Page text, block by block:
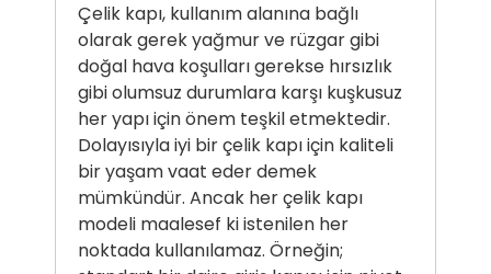
Çelik kapı, kullanım alanına bağlı
olarak gerek yağmur ve rüzgar gibi
doğal hava koşulları gerekse hırsızlık
gibi olumsuz durumlara karşı kuşkusuz
her yapı için önem teşkil etmektedir.
Dolayısıyla iyi bir çelik kapı için kaliteli
bir yaşam vaat eder demek
mümkündür. Ancak her çelik kapı
modeli maalesef ki istenilen her
noktada kullanılamaz. Örneğin;